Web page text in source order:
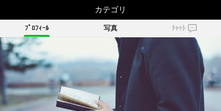
2024Misha2024
ﾌﾟﾛﾌｨｰﾙ 写真 ﾁｬｯﾄ
カテゴリ